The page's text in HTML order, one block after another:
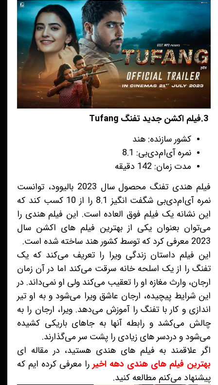
کشور سازنده: هند
نمره آی‌ام‌دی‌بی: 8.1
مدت زمان: 142 دقیقه
فیلم هندی تفنگ محصول سال 2023 بالیوود، توانست
نمره آی‌ام‌دی‌بی شگفت انگیز 8.1 را از 10 کسب کند که
این نشانه یک فیلم فوق العاده است. این فیلم هندی را
می‌توان بعنوان یکی از بهترین فیلم های اکشن سال
2023 معرفی کرد که توسط کشور هند ساخته شده است.
این فیلم داستان زندگی ویرا را تعریف می‌کند که یک
تفنگ را از یک اسلحه خانه سرقت می‌کند اما در آن زمان
ارجان، وارث مغازه او را تعقیب می‌کند ولی او نمی‌داند. در
این شرایط پیچیده، ارجان عاشق ویرا می‌شود و به او تیر
اندازی و کار با تفنگ را آموزش می‌دهد. ویرا، ارجان را به
چالش می‌کشد و رابطه آنها به جاهای باریکی کشیده
می‌شود و دردسر های زیادی را پشت سر می‌گذارند.
اگر علاقمند به فیلم های هندی هستید، در مقاله ای
بهترین فیلم های هندی دهه اخیر را معرفی کرده ایم که
پیشنهاد می‌کنم مطالعه کنید.